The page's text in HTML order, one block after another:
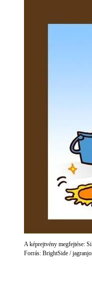
A képrejtvény megfejtése:
Forrás: BrightSide /